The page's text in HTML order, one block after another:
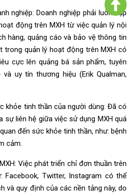
nghiệp: Doanh nghiệp phải luôn cập
động trên MXH từ việc quản lý nội
hàng, quảng cáo và bảo vệ thông tin
trong quản lý hoạt động trên MXH có
cực lên quảng bá sản phẩm, tuyên
uy tín thương hiệu (Erik Qualman,
khỏe tinh thần của người dùng: Đã có
sự liên hệ giữa việc sử dụng MXH quá
đến sức khỏe tinh thần, như: bệnh
cảm.
Việc phát triển chỉ đơn thuần trên
Facebook, Twitter, Instagram có thể
và quy định của các nền tảng này, do